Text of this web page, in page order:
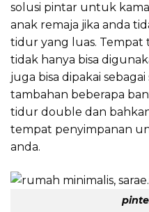
solusi pintar untuk
anak remaja jika anda
tidur yang luas. Tempat
tidak hanya bisa
juga bisa dipakai
tambahan beberapa
tidur double dan
tempat penyimpanan
anda.